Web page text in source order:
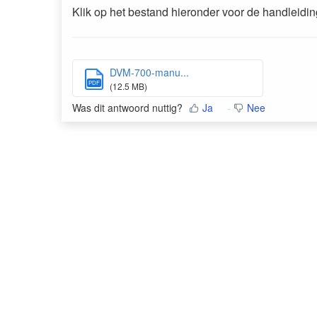
Klik op het bestand hieronder voor de
PDF
DVM-700-manu...
(12.5 MB)
Was dit antwoord nuttig? Ja Nee